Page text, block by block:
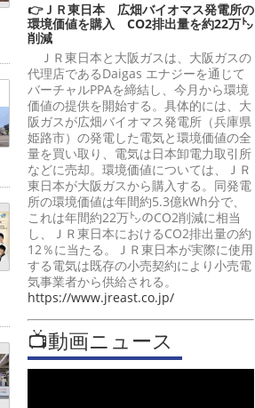
👉ＪＲ東日本 広畑バイオマス発電所の
環境価値を購入 CO2排出量を約22万㌧
削減
ＪＲ東日本と大阪ガスは、大阪ガスの
代理店であるDaigas エナジーを通じて
バーチャルPPAを締結し、今月から環境
価値の提供を開始する。具体的には、大
阪ガスが広畑バイオマス発電所（兵庫県
姫路市）の発電した電気と環境価値の全
量を買い取り、電気は日本卸電力取引所
などに売却。環境価値については、ＪＲ
東日本が大阪ガスから購入する。同発電
所の環境価値は年間約5.3億kWh分で、
これは年間約22万㌧のCO2削減に相当
し、ＪＲ東日本におけるCO2排出量の約
12％に当たる。ＪＲ東日本が実際に使用
する電気は既存の小売契約により小売電
気事業者から供給される。
https://www.jreast.co.jp/
📺動画ニュース